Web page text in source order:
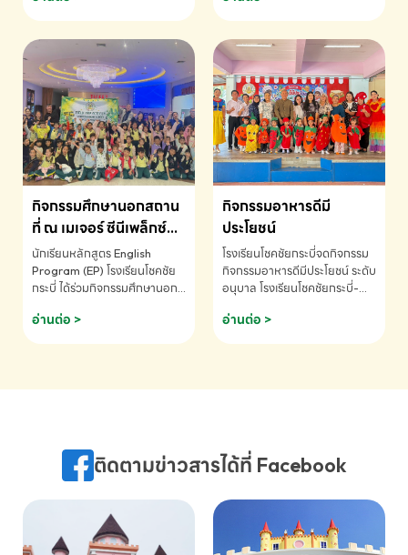
อนุบาล EP K3 โรงเรียนโชคชัย
แข่งขันคณิตศาสตร์และคณิตคิด
เร็วนานาชาติ ครั้งที่ 46 ประจำปี
2569 ณ ประเทศสิงคโปร์
INTERNATIONAL
MATHEMATICS AND
MENTAL ARITHMETIC
COMPETITION 2026 - ถ้วย
รางวัลรองชนะเลิศอันดับที่ 2
Mental Arithmetic
Competition K2 - ถ้วยรางวัล
รองชนะเลิศอันดับที่ 2 Mental
K2(Grop) โรงเรียนโชคชัยกระบี่-
สอบถามข้อมูลเพิ่มเติม โทร.
075-691910
กิจกรรมศึกษานอกสถาน
ที่ ณ เมเจอร์ ซีนีเพล็กซ์
ระดับประถมศึกษา (EP.1-
6)
นักเรียนหลักสูตร English
Program (EP) โรงเรียนโชคชัย
กระบี่ ได้ร่วมกิจกรรมศึกษานอก
ชมภาพยนตร์ Toy Story 5
(Soundtrack)เพื่อเสริมทักษะ
ภาษา ผ่านประสบการณ์การเรียนรู้
075-691910
อ่านต่อ >
กิจกรรมอาหารดีมี
ประโยชน์
โรงเรียนโชคชัยกระบี่จดกิจกรรม
กิจกรรมอาหารดีมีประโยชน์ ระดับ
อนุบาล โรงเรียนโชคชัยกระบี่-
075-691910
อ่านต่อ >
ติดตามข่าวสารได้ที่ Facebook